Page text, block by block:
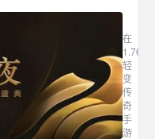
在
1.76
轻
变
传
奇
手
游